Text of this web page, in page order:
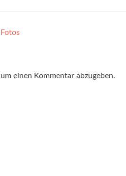
einen Kommentar abzugeben.